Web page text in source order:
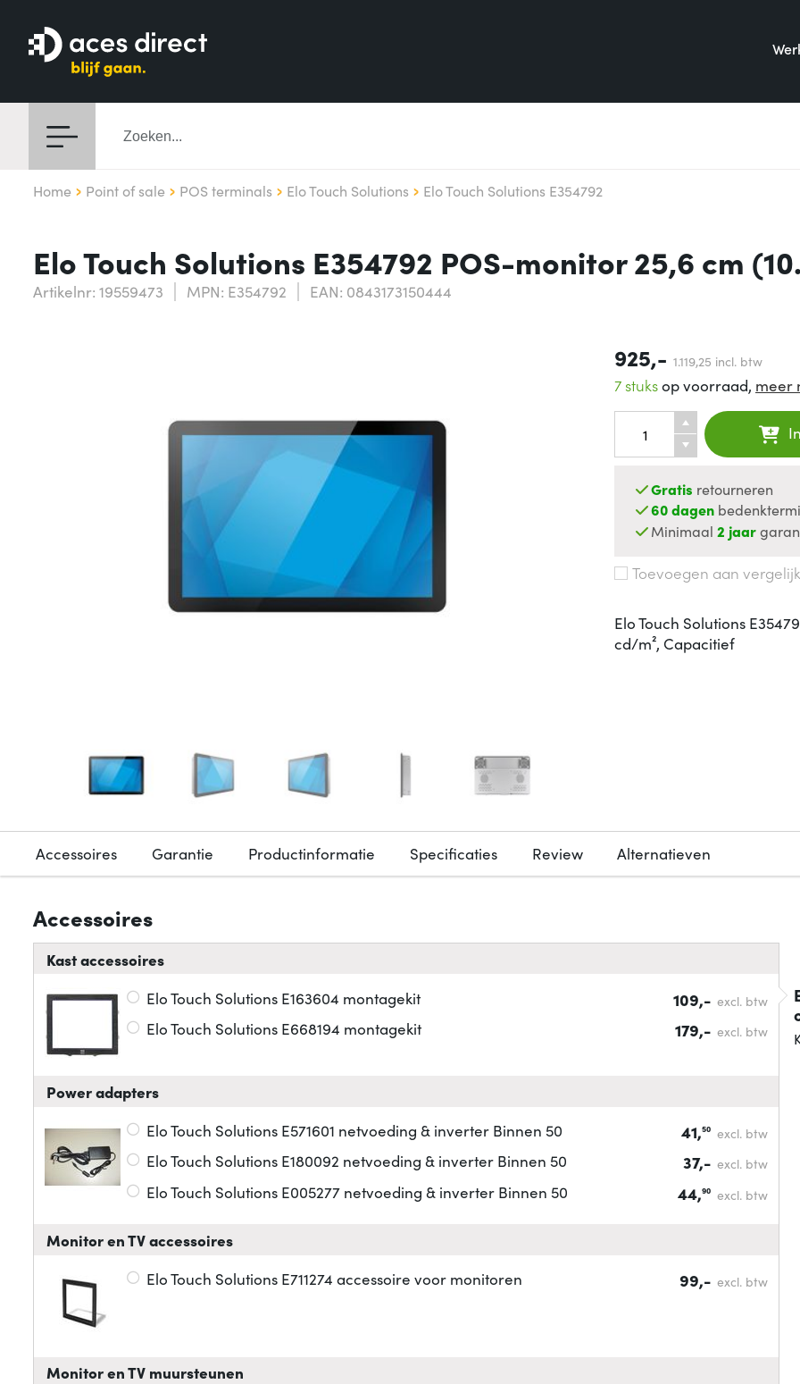
Home Point of sale POS terminals Elo Touch Solutions Elo Touch Solutions E354792
Elo Touch Solutions E354792 POS-monitor 25,6 cm
Artikelnr: 19559473 MPN: E354792 EAN: 0843173150444
925,- 1.119,25 incl. btw
7 stuksop voorraad, meer
Gratis retourneren
60 dagen
Minimaal2 jaar
Toevoegen aan
Elo Touch Solutions
cd/m², Capacitief
Accessoires Garantie Productinformatie Specificaties Review Alternatieven
Accessoires
Kast accessoires
Elo Touch Solutions E163604 montagekit 109,- excl. btw
Elo Touch Solutions E668194 montagekit 179,- excl. btw
Power adapters
Elo Touch Solutions E571601 netvoeding & inverter Binnen 50 41,50 excl. btw
Elo Touch Solutions E180092 netvoeding & inverter Binnen 50 37,- excl. btw
Elo Touch Solutions E005277 netvoeding & inverter Binnen 50 44,90 excl. btw
Monitor en TV accessoires
Elo Touch Solutions E711274 accessoire voor monitoren 99,- excl. btw
Monitor en TV muursteunen